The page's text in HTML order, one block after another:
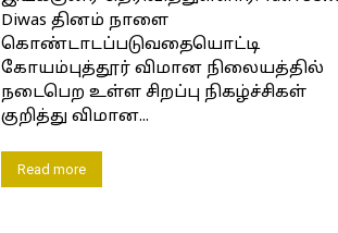
Diwas தினம் நாளை
கொண்டாடப்படுவதையொட்டி
கோயம்புத்தூர் விமான நிலையத்தில்
நடைபெற உள்ள சிறப்பு நிகழ்ச்சிகள்
குறித்து விமான...
Read more